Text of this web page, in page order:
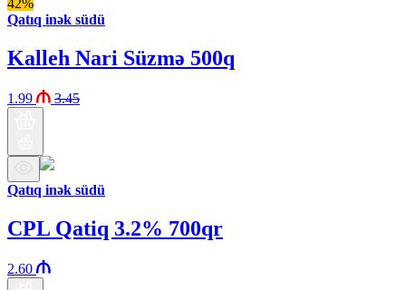
42%
Qatıq inək südü
Kalleh Nari Süzmə 500q
1.99 3.45
Qatıq inək südü
CPL Qatiq 3.2% 700qr
2.60